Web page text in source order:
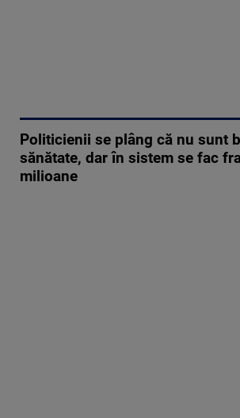
Politicienii se plâng că nu sunt
sănătate, dar în sistem se fac
milioane